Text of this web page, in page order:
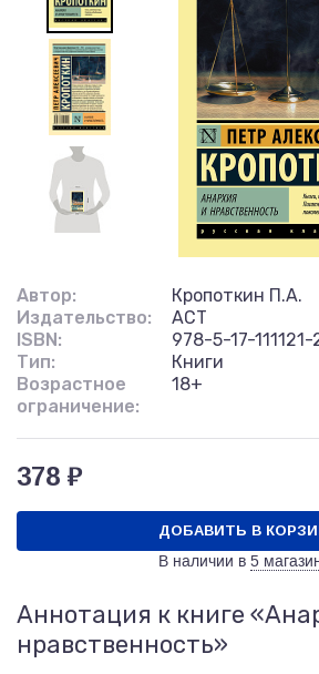
Автор:
Кропоткин П.А.
Издательство:
АСТ
ISBN:
978-5-17-111121-
Тип:
Книги
Возрастное
ограничение:
18+
378 ₽
ДОБАВИТЬ В
В наличии в 5
Аннотация к книге
нравственность»